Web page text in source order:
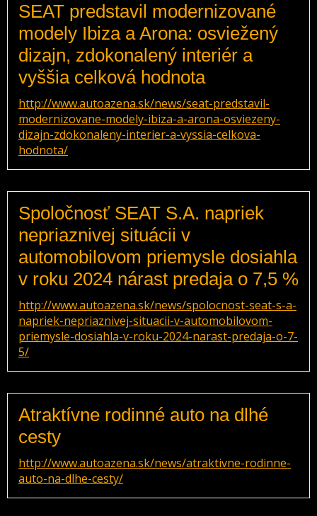
SEAT predstavil modernizované
modely Ibiza a Arona: osviežený
dizajn, zdokonalený interiér a
vyššia celková hodnota
http://www.autoazena.sk/news/seat-predstavil-
modernizovane-modely-ibiza-a-arona-osviezeny-
dizajn-zdokonaleny-interier-a-vyssia-celkova-
hodnota/
Spoločnosť SEAT S.A. napriek
nepriaznivej situácii v
automobilovom priemysle dosiahla
v roku 2024 nárast predaja o 7,5 %
http://www.autoazena.sk/news/spolocnost-seat-s-a-
napriek-nepriaznivej-situacii-v-automobilovom-
priemysle-dosiahla-v-roku-2024-narast-predaja-o-7-
5/
Atraktívne rodinné auto na dlhé
cesty
http://www.autoazena.sk/news/atraktivne-rodinne-
auto-na-dlhe-cesty/